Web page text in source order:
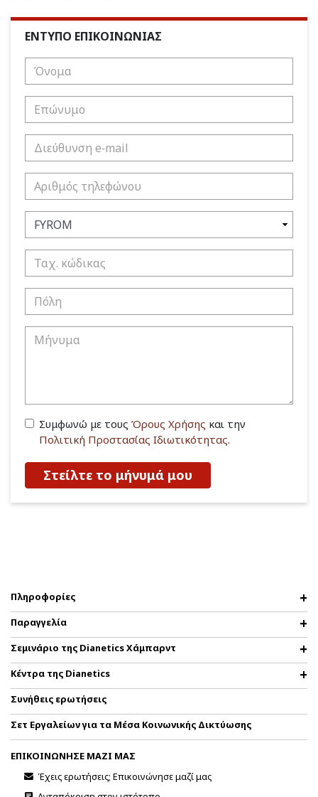
ΕΝΤΥΠΟ ΕΠΙΚΟΙΝΩΝΙΑΣ
Συμφωνώ με τους Όρους Χρήσης και την
Πολιτική Προστασίας Ιδιωτικότητας.
Στείλτε το μήνυμά μου
Πληροφορίες
Παραγγελία
Σεμινάριο της Dianetics Χάμπαρντ
Κέντρα της Dianetics
Συνήθεις ερωτήσεις
Σετ Εργαλείων για τα Μέσα Κοινωνικής Δικτύωσης
ΕΠΙΚΟΙΝΩΝΗΣΕ ΜΑΖΙ ΜΑΣ
Έχεις ερωτήσεις; Επικοινώνησε μαζί μας